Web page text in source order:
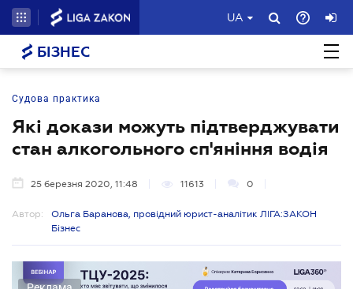
UA
БІЗНЕС
Судова практика
Які докази можуть підтверджувати
стан алкогольного сп'яніння водія
25 березня 2020, 11:48 11613 0
Автор:
Ольга Баранова, провідний юрист-аналітик ЛІГА:ЗАКОН
Бізнес